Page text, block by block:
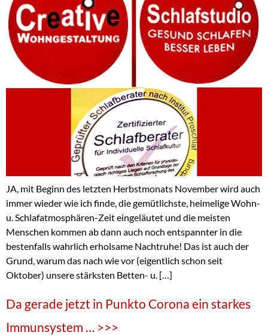
JA, mit Beginn des letzten Herbstmonats November wird auch
immer wieder wie ich finde, die gemütlichste, heimelige Wohn-
u. Schlafatmosphären-Zeit eingeläutet und die meisten
Menschen kommen ab dann auch noch entspannter in die
bestenfalls wahrlich erholsame Nachtruhe! Das ist auch der
Grund, warum das nach wie vor (eigentlich schon seit
Oktober) unsere stärksten Betten- u. […]
Da gerade jetzt in Punkto Corona ein starkes
Immunsystem … >>>